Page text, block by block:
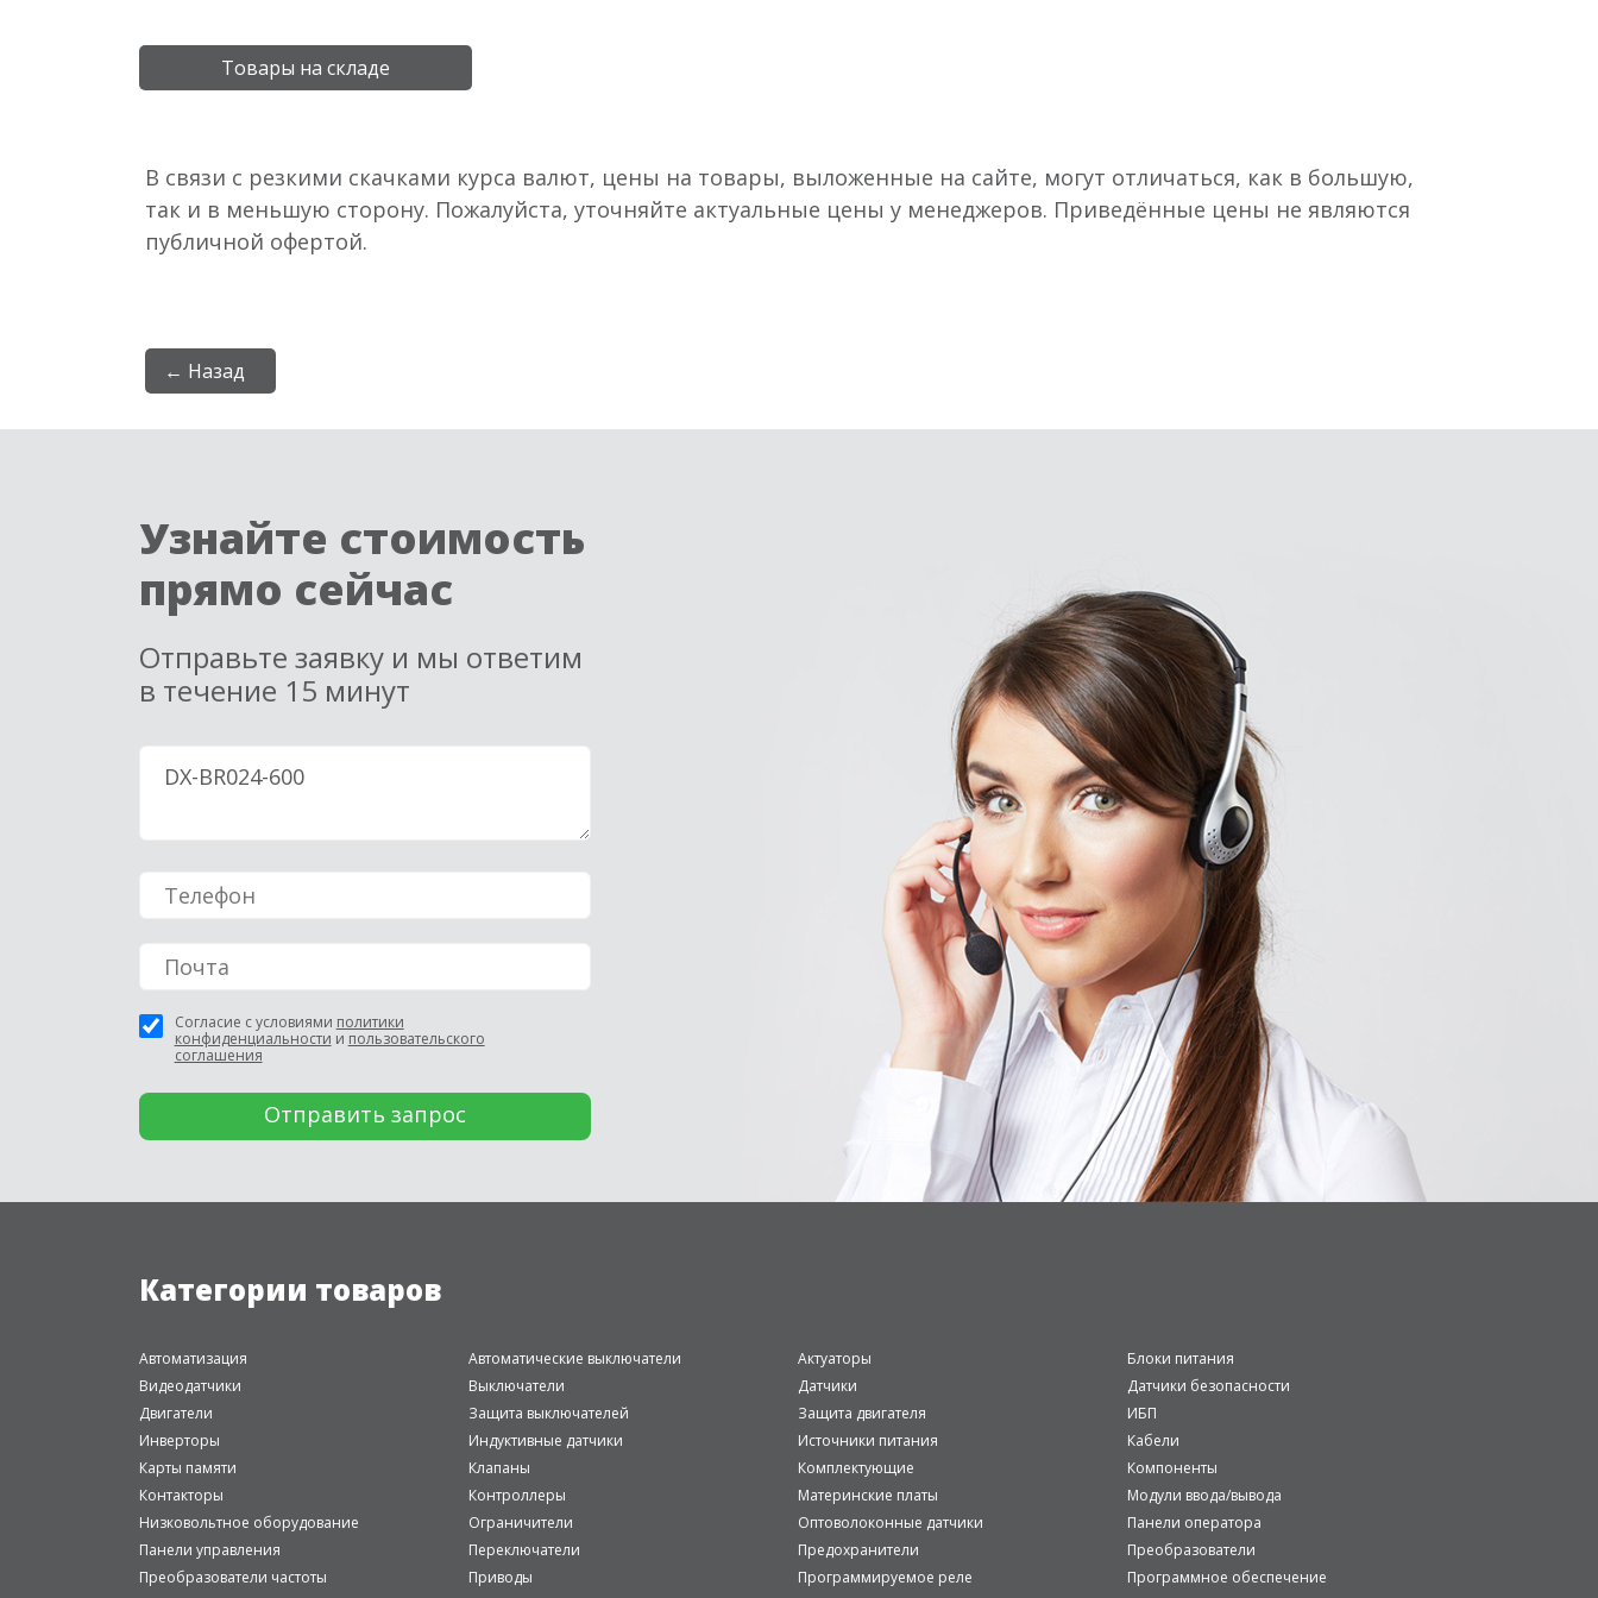
Товары на складе
В связи с резкими скачками курса валют, цены на товары, выложенные на сайте, могут отличаться, как в большую,
так и в меньшую сторону. Пожалуйста, уточняйте актуальные цены у менеджеров. Приведённые цены не являются
публичной офертой.
← Назад
Узнайте стоимость
прямо сейчас
Отправьте заявку и мы ответим
в течение 15 минут
Согласие с условиями политики
конфиденциальности и пользовательского
соглашения
Категории товаров
Автоматизация Автоматические выключатели Актуаторы
Блоки питания
Видеодатчики
Выключатели Датчики
Датчики безопасности
Двигатели
Защита выключателей Защита двигателя
ИБП
Инверторы
Индуктивные датчики Источники питания
Кабели
Карты памяти
Клапаны Комплектующие
Компоненты
Контакторы
Контроллеры Материнские платы
Модули ввода/вывода
Низковольтное оборудование
Ограничители Оптоволоконные датчики
Панели оператора
Панели управления
Переключатели Предохранители
Преобразователи
Преобразователи частоты
Приводы Программируемое реле
Программное обеспечение